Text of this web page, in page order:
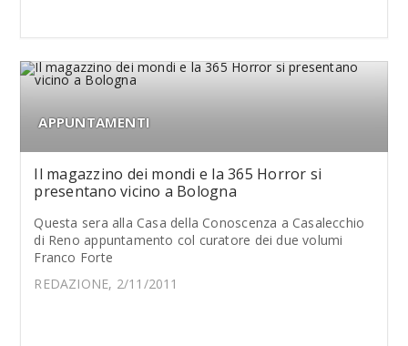
APPUNTAMENTI
Il magazzino dei mondi e la 365 Horror si
presentano vicino a Bologna
Questa sera alla Casa della Conoscenza a Casalecchio
di Reno appuntamento col curatore dei due volumi
Franco Forte
REDAZIONE, 2/11/2011